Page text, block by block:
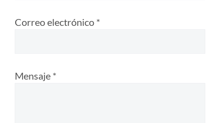
Correo electrónico *
Mensaje *